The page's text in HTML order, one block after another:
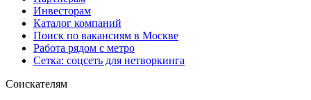
Инвесторам
Каталог компаний
Поиск по вакансиям в Москве
Работа рядом с метро
Сетка: соцсеть для нетворкинга
Соискателям